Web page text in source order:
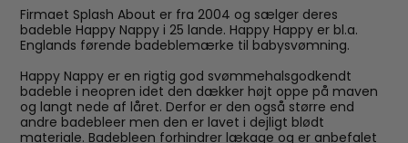
Firmaet Splash About er fra 2004 og sælger deres
badeble Happy Nappy i 25 lande. Happy Happy er bl.a.
Englands førende badeblemærke til babysvømning.
Happy Nappy er en rigtig god svømmehalsgodkendt
badeble i neopren idet den dækker højt oppe på maven
og langt nede af låret. Derfor er den også større end
andre badebleer men den er lavet i dejligt blødt
materiale. Badebleen forhindrer lækage og er anbefalet